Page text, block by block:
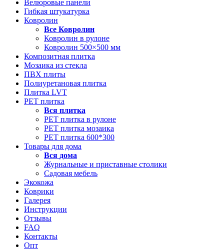
Велюровые панели
Гибкая штукатурка
Ковролин
Все Ковролин
Ковролин в рулоне
Ковролин 500×500 мм
Композитная плитка
Мозаика из стекла
ПВХ плиты
Полиуретановая плитка
Плитка LVT
РЕТ плитка
Вся плитка
РЕТ плитка в рулоне
РЕТ плитка мозаика
РЕТ плитка 600*300
Товары для дома
Вся дома
Журнальные и приставные столики
Садовая мебель
Экокожа
Коврики
Галерея
Инструкции
Отзывы
FAQ
Контакты
Опт